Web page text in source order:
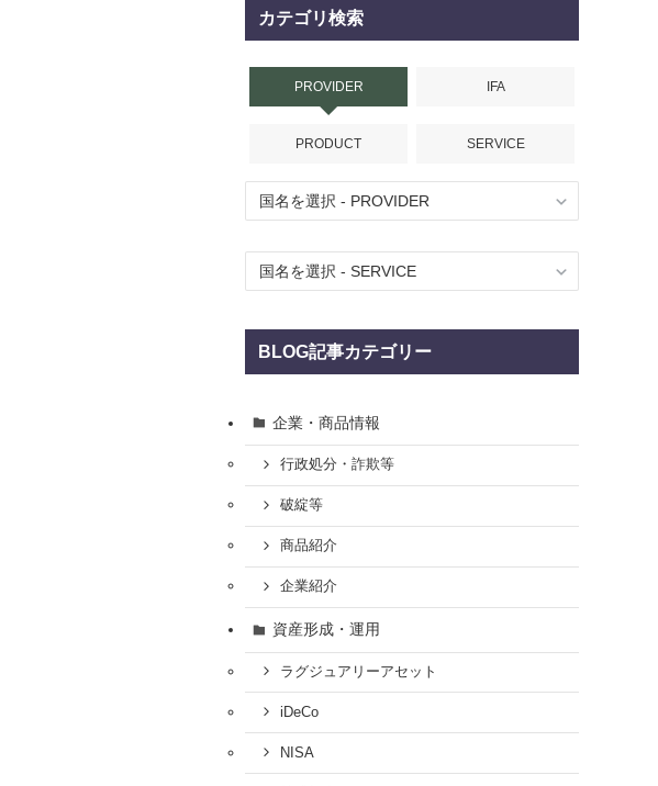
カテゴリ検索
PROVIDER IFA
PRODUCT SERVICE
BLOG記事カテゴリー
企業・商品情報
行政処分・詐欺等
破綻等
商品紹介
企業紹介
資産形成・運用
ラグジュアリーアセット
iDeCo
NISA